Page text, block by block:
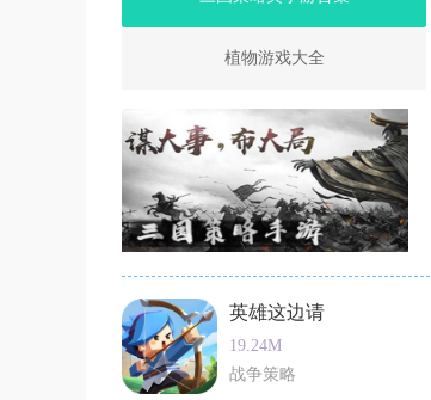
植物游戏大全
英雄这边请
19.24M
战争策略